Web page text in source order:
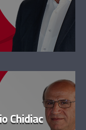
Chidiac